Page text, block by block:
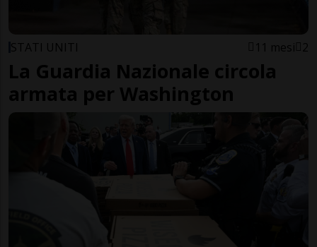
STATI UNITI 11 mesi 2
La Guardia Nazionale circola
armata per Washington